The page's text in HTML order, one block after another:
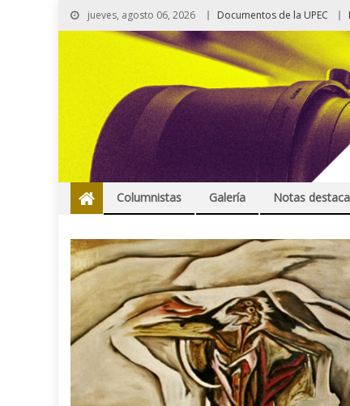
jueves, agosto 06, 2026 Documentos de la UPEC
Columnistas Galería Notas